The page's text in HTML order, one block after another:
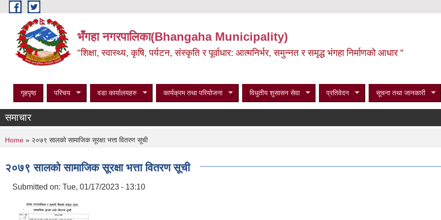
Skip to main content
भँगहा नगरपालिका(Bhangaha Municipality)
"शिक्षा, स्वास्थ्य, कृषि, पर्यटन, संस्कृति र पूर्वाधार: आत्मनिर्भर, समुन्नत र समृद्ध भंगहा निर्माणको आधार "
गृहपृष्ठ परिचय वडा कार्यालयहरु कार्यक्रम तथा परियोजना विधुतीय शुसासन सेवा प्रतिवेदन सूचना तथा जानकारी
समाचार
You are here
Home » २०७९ सालको सामाजिक सूरक्षा भत्ता वितरण सूची
२०७९ सालको सामाजिक सूरक्षा भत्ता वितरण सूची
Submitted on: Tue, 01/17/2023 - 13:10